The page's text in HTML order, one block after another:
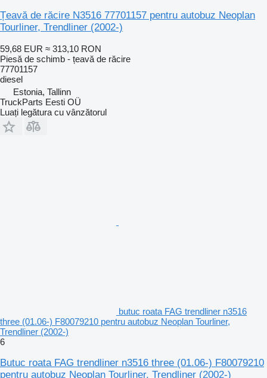
Țeavă de răcire N3516 77701157 pentru autobuz Neoplan
Tourliner, Trendliner (2002-)
59,68 EUR ≈ 313,10 RON
Piesă de schimb - țeavă de răcire
77701157
diesel
Estonia, Tallinn
TruckParts Eesti OÜ
Luați legătura cu vânzătorul
butuc roata FAG trendliner n3516
three (01.06-) F80079210 pentru autobuz Neoplan Tourliner,
Trendliner (2002-)
6
Butuc roata FAG trendliner n3516 three (01.06-) F80079210
pentru autobuz Neoplan Tourliner, Trendliner (2002-)